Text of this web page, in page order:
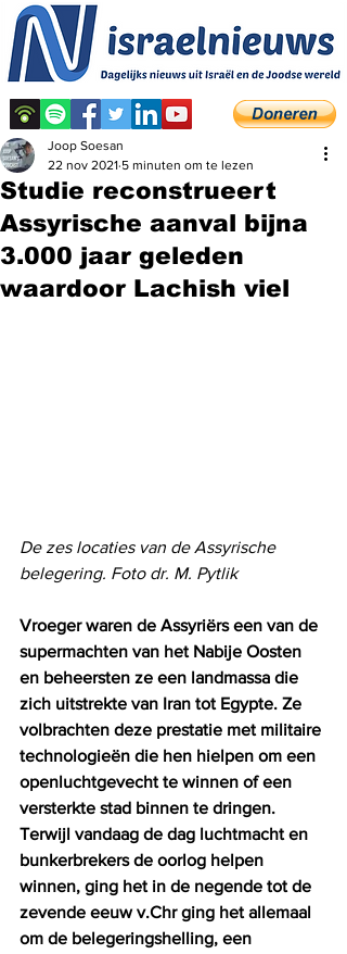
Studie reconstrueert
Assyrische aanval bijna
3.000 jaar geleden
waardoor Lachish viel
Joop Soesan
22 nov 2021 5 minuten om te lezen
De zes locaties van de Assyrische
belegering. Foto dr. M. Pytlik
Vroeger waren de Assyriërs een van de
supermachten van het Nabije Oosten
en beheersten ze een landmassa die
zich uitstrekte van Iran tot Egypte. Ze
volbrachten deze prestatie met militaire
technologieën die hen hielpen om een ​​
openluchtgevecht te winnen of een
versterkte stad binnen te dringen.
Terwijl vandaag de dag luchtmacht en
bunkerbrekers de oorlog helpen
winnen, ging het in de negende tot de
zevende eeuw v.Chr ging het allemaal
om de belegeringshelling, een